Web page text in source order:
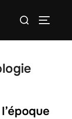
Rechercher :